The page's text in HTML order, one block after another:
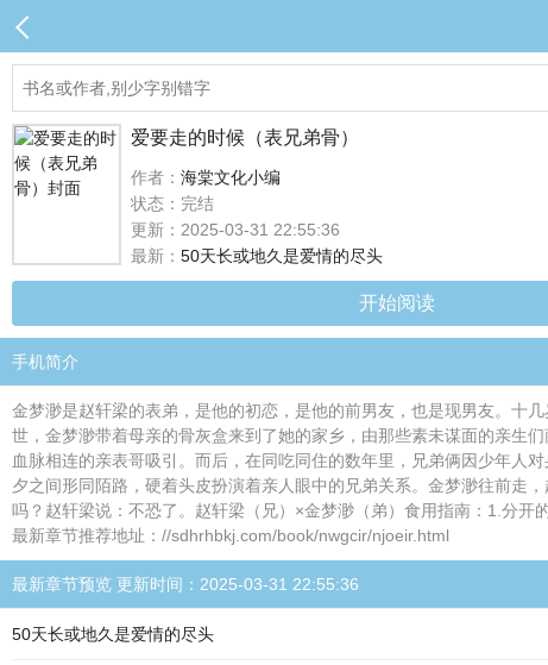
爱要走的时候（表兄弟骨）
作者： 海棠文化小编
状态：完结
更新：2025-03-31 22:55:36
最新： 50天长或地久是爱情的尽头
开始阅读
手机简介
金梦渺是赵轩梁的表弟，是他的初恋，是他的前男友，也是现男友。十
世，金梦渺带着母亲的骨灰盒来到了她的家乡，由那些素未谋面的亲生
血脉相连的亲表哥吸引。而后，在同吃同住的数年里，兄弟俩因少年人
夕之间形同陌路，硬着头皮扮演着亲人眼中的兄弟关系。金梦渺往前走
吗？赵轩梁说：不恐了。赵轩梁（兄）×金梦渺（弟）食用指南：1.分
最新章节推荐地址：//sdhrhbkj.com/book/nwgcir/njoeir.html
最新章节预览 更新时间：2025-03-31 22:55:36
50天长或地久是爱情的尽头